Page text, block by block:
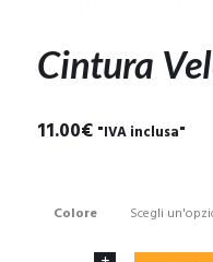
Cintura
11.00€ "IVA inclusa"
Colore